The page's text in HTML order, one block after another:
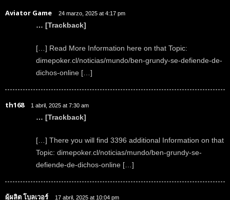
Aviator Game 24 marzo, 2025 at 4:17 pm
… [Trackback]
[…] Read More Information here on that Topic:
dimepoker.cl/noticias/mundo/ben-grundy-se-defiende-de-
dichos-online […]
th168 1 abril, 2025 at 7:30 am
… [Trackback]
[…] There you will find 3396 additional Information on that
Topic: dimepoker.cl/noticias/mundo/ben-grundy-se-
defiende-de-dichos-online […]
ผู้ผลิต โบลเวอร์ 17 abril, 2025 at 10:04 pm